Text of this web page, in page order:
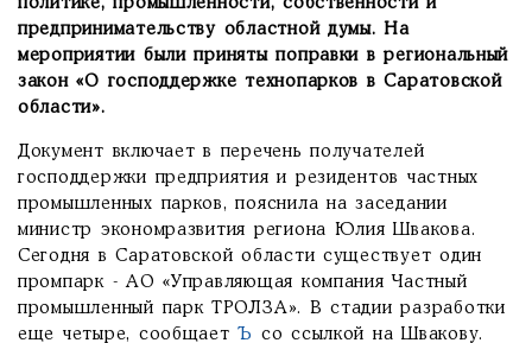
политике, промышленности, собственности и
предпринимательству областной думы. На
мероприятии были приняты поправки в региональный
закон «О господдержке технопарков в Саратовской
области».
Документ включает в перечень получателей
господдержки предприятия и резидентов частных
промышленных парков, пояснила на заседании
министр экономразвития региона Юлия Швакова.
Сегодня в Саратовской области существует один
промпарк - АО «Управляющая компания Частный
промышленный парк ТРОЛЗА». В стадии разработки
еще четыре, сообщаетЪ со ссылкой на Швакову.